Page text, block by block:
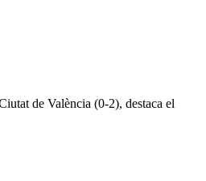
de València (0-2), destaca el